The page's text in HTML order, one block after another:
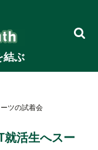
結ぶ
ツの試着会
就活生へスー